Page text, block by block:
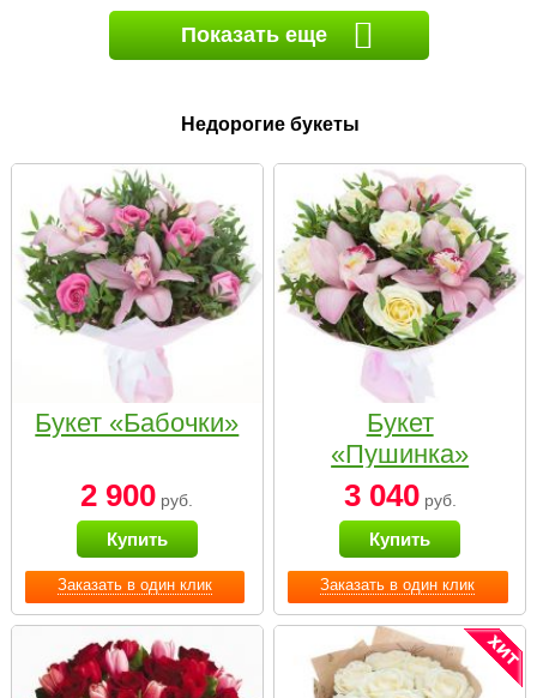
Показать еще
Недорогие букеты
Заказать в один клик
Букет «Бабочки»
2 900 руб.
Купить
Заказать в один клик
Букет
«Пушинка»
3 040руб.
Купить